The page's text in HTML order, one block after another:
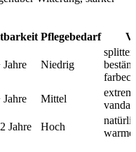
Pflegebedarf
Jahre Niedrig
Jahre Mittel
Jahre Hoch